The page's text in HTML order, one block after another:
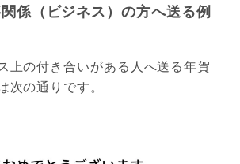
係（ビジネス）の方へ送る例
上の付き合いがある人へ送る年賀
次の通りです。